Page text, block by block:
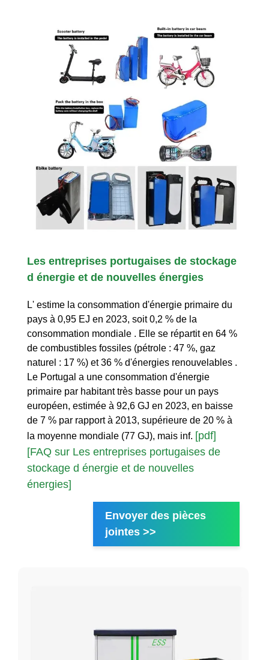
Les entreprises portugaises de stockage
d énergie et de nouvelles énergies
L' estime la consommation d'énergie primaire du
pays à 0,95 EJ en 2023, soit 0,2 % de la
consommation mondiale . Elle se répartit en 64 %
de combustibles fossiles (pétrole : 47 %, gaz
naturel : 17 %) et 36 % d'énergies renouvelables .
Le Portugal a une consommation d'énergie
primaire par habitant très basse pour un pays
européen, estimée à 92,6 GJ en 2023, en baisse
de 7 % par rapport à 2013, supérieure de 20 % à
la moyenne mondiale (77 GJ), mais inf. [pdf]
[FAQ sur Les entreprises portugaises de
stockage d énergie et de nouvelles
énergies]
Envoyer des pièces
jointes >>